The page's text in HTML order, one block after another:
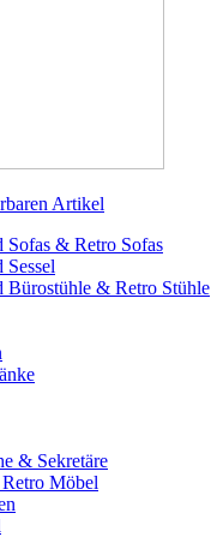
Artikel
Sofas & Retro Sofas
Sessel
Bürostühle & Retro Stühle
& Sekretäre
Möbel